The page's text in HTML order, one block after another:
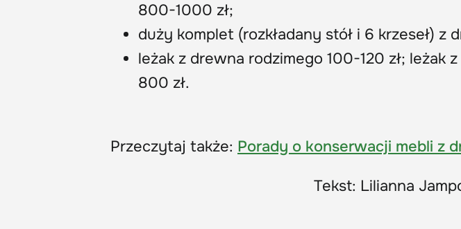
800-1000 zł;
duży komplet (rozkładany stół i 6 krzeseł) z
leżak z drewna rodzimego 100-120 zł;
800 zł.
Przeczytaj także: Porady o konserwacji mebli z
Tekst: Lilianna